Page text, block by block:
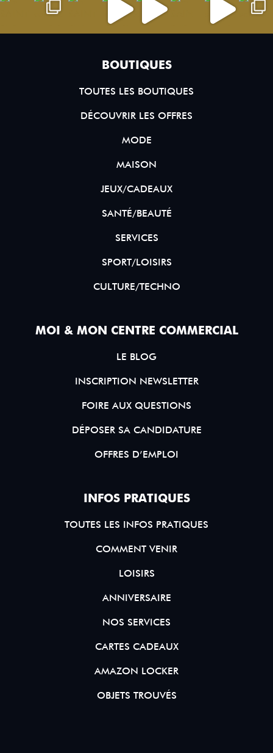
BOUTIQUES
TOUTES LES BOUTIQUES
DÉCOUVRIR LES OFFRES
MODE
MAISON
JEUX/CADEAUX
SANTÉ/BEAUTÉ
SERVICES
SPORT/LOISIRS
CULTURE/TECHNO
MOI & MON CENTRE COMMERCIAL
LE BLOG
INSCRIPTION NEWSLETTER
FOIRE AUX QUESTIONS
DÉPOSER SA CANDIDATURE
OFFRES D’EMPLOI
INFOS PRATIQUES
TOUTES LES INFOS PRATIQUES
COMMENT VENIR
LOISIRS
ANNIVERSAIRE
NOS SERVICES
CARTES CADEAUX
AMAZON LOCKER
OBJETS TROUVÉS